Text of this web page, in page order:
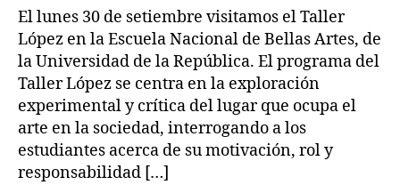
Taller
López:
collage,
remix
y
autoría
colectiva
El lunes 30 de setiembre visitamos el Taller
López en la Escuela Nacional de Bellas Artes, de
la Universidad de la República. El programa del
Taller López se centra en la exploración
experimental y crítica del lugar que ocupa el
arte en la sociedad, interrogando a los
estudiantes acerca de su motivación, rol y
responsabilidad […]